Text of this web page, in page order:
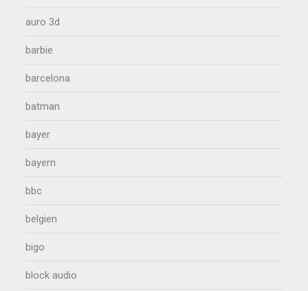
auro 3d
barbie
barcelona
batman
bayer
bayern
bbc
belgien
bigo
block audio